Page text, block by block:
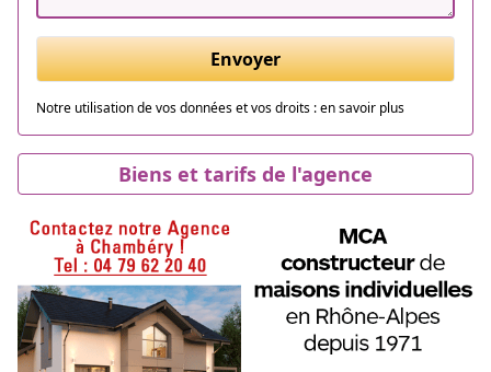
Envoyer
Notre utilisation de vos données et vos droits :en savoir plus
Biens et tarifs de l'agence